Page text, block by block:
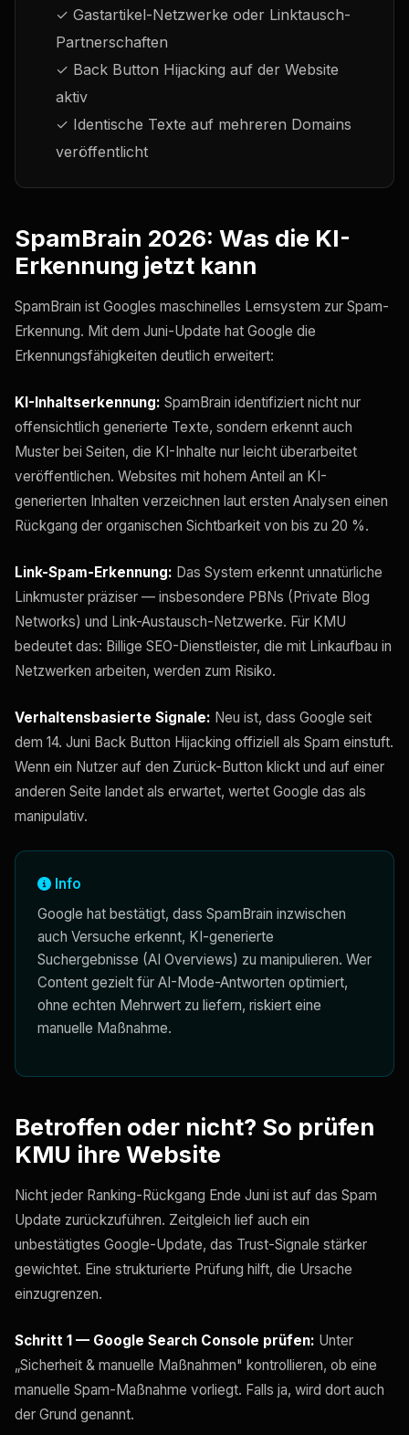
✓ Gastartikel-Netzwerke oder Linktausch-
Partnerschaften
✓ Back Button Hijacking auf der Website
aktiv
✓ Identische Texte auf mehreren Domains
veröffentlicht
SpamBrain 2026: Was die KI-
Erkennung jetzt kann
SpamBrain ist Googles maschinelles Lernsystem zur Spam-
Erkennung. Mit dem Juni-Update hat Google die
Erkennungsfähigkeiten deutlich erweitert:
KI-Inhaltserkennung: SpamBrain identifiziert nicht nur
offensichtlich generierte Texte, sondern erkennt auch
Muster bei Seiten, die KI-Inhalte nur leicht überarbeitet
veröffentlichen. Websites mit hohem Anteil an KI-
generierten Inhalten verzeichnen laut ersten Analysen einen
Rückgang der organischen Sichtbarkeit von bis zu 20 %.
Link-Spam-Erkennung: Das System erkennt unnatürliche
Linkmuster präziser — insbesondere PBNs (Private Blog
Networks) und Link-Austausch-Netzwerke. Für KMU
bedeutet das: Billige SEO-Dienstleister, die mit Linkaufbau in
Netzwerken arbeiten, werden zum Risiko.
Verhaltensbasierte Signale: Neu ist, dass Google seit
dem 14. Juni Back Button Hijacking offiziell als Spam einstuft.
Wenn ein Nutzer auf den Zurück-Button klickt und auf einer
anderen Seite landet als erwartet, wertet Google das als
manipulativ.
Info
Google hat bestätigt, dass SpamBrain inzwischen
auch Versuche erkennt, KI-generierte
Suchergebnisse (AI Overviews) zu manipulieren. Wer
Content gezielt für AI-Mode-Antworten optimiert,
ohne echten Mehrwert zu liefern, riskiert eine
manuelle Maßnahme.
Betroffen oder nicht? So prüfen
KMU ihre Website
Nicht jeder Ranking-Rückgang Ende Juni ist auf das Spam
Update zurückzuführen. Zeitgleich lief auch ein
unbestätigtes Google-Update, das Trust-Signale stärker
gewichtet. Eine strukturierte Prüfung hilft, die Ursache
einzugrenzen.
Schritt 1 — Google Search Console prüfen: Unter
„Sicherheit & manuelle Maßnahmen" kontrollieren, ob eine
manuelle Spam-Maßnahme vorliegt. Falls ja, wird dort auch
der Grund genannt.